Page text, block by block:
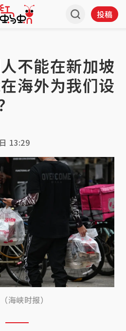
投稿
不能在新加坡
海外为我们设
13:29
海峡时报）